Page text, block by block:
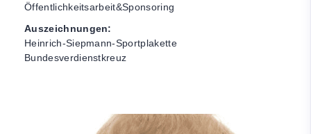
Öffentlichkeitsarbeit&Sponsoring
Auszeichnungen:
Heinrich-Siepmann-Sportplakette
Bundesverdienstkreuz